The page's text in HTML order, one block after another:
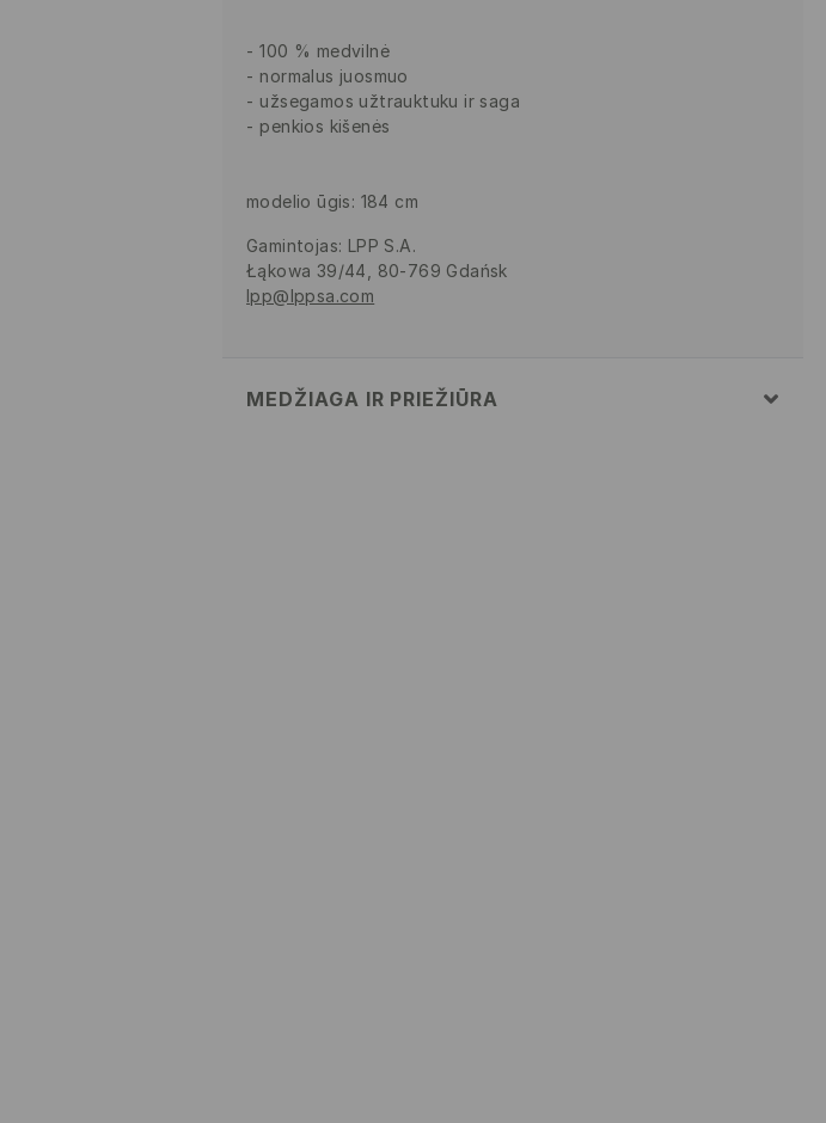
100 % medvilnė
normalus juosmuo
užsegamos užtrauktuku ir saga
penkios kišenės
modelio ūgis: 184 cm
Gamintojas: LPP S.A.
Łąkowa 39/44, 80-769 Gdańsk
lpp@lppsa.com
MEDŽIAGA IR PRIEŽIŪRA